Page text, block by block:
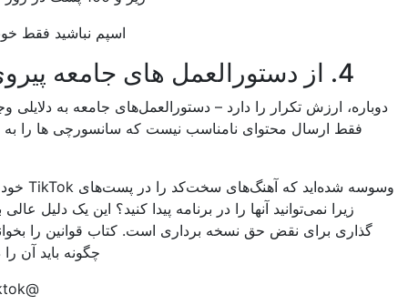
اسپم نباشید فقط خونسرد باش
ارزش تکرار را دارد – دستورالعمل‌های جامعه به دلایلی وجود دارد. و
ارسال محتوای نامناسب نیست که سانسورچی ها را به چالش می
وسوسه شده‌اید که آهنگ‌های سخت‌کد را در پست‌های TikTok خود وارد کنید،
نمی‌توانید آنها را در برنامه پیدا کنید؟ این یک دلیل عالی برای پرچم
برای نقض حق نسخه برداری است. کتاب قوانین را بخوانید تا بدانید
چگونه باید آن را دنبال کنید.